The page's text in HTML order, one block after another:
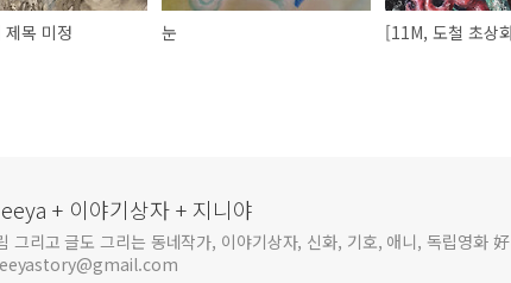
목 미정 눈
+ 이야기상자 + 지니야
그리고 글도 그리는 동네작가, 이야기상자, 신화, 기호, 애니, 독립영화 好